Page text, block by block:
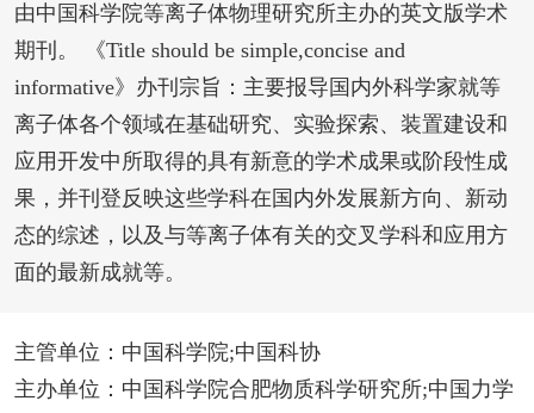
由中国科学院等离子体物理研究所主办的英文版学术
期刊。 《Title should be simple,concise and
informative》办刊宗旨：主要报导国内外科学家就等
离子体各个领域在基础研究、实验探索、装置建设和
应用开发中所取得的具有新意的学术成果或阶段性成
果，并刊登反映这些学科在国内外发展新方向、新动
态的综述，以及与等离子体有关的交叉学科和应用方
面的最新成就等。
主管单位：中国科学院;中国科协
主办单位：中国科学院合肥物质科学研究所;中国力学